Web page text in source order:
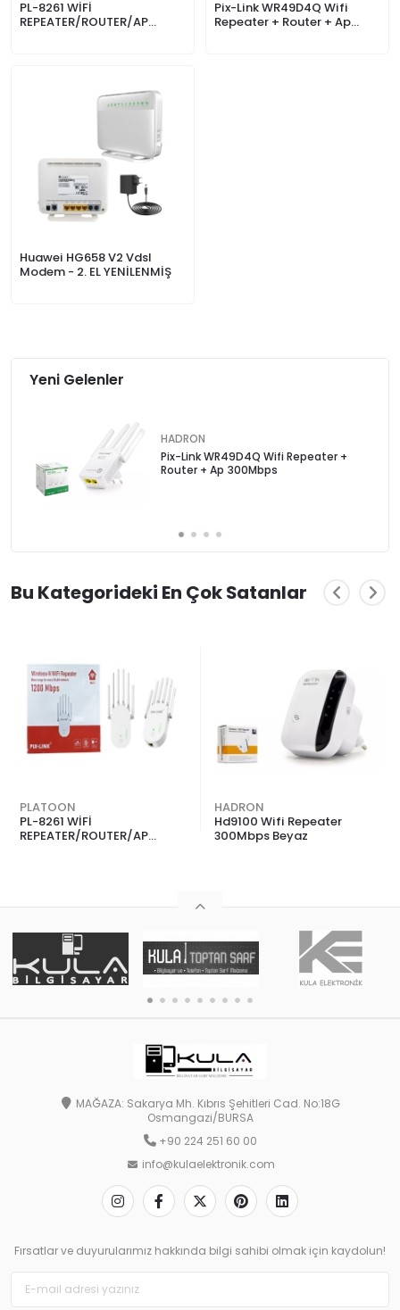
PL-8261 WİFİ
REPEATER/ROUTER/AP
Pix-Link WR49D4Q Wifi
Repeater + Router + Ap
Huawei HG658 V2 Vdsl
Modem - 2. EL YENİLENMİŞ
Yeni Gelenler
HADRON
Pix-Link WR49D4Q Wifi Repeater +
Router + Ap 300Mbps
Bu Kategorideki En Çok Satanlar
PLATOON
PL-8261 WİFİ
REPEATER/ROUTER/AP
HADRON
Hd9100 Wifi Repeater
300Mbps Beyaz
MAĞAZA: Sakarya Mh. Kıbrıs Şehitleri Cad. No:18G
Osmangazi/BURSA
+90 224 251 60 00
info@kulaelektronik.com
Fırsatlar ve duyurularımız hakkında bilgi sahibi olmak için kaydolun!